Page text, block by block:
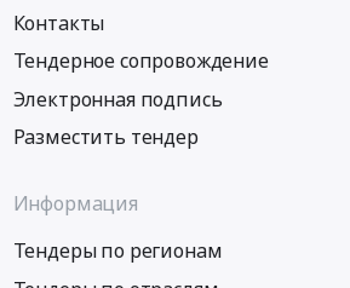
Контакты
Тендерное сопровождение
Электронная подпись
Разместить тендер
Информация
Тендеры по регионам